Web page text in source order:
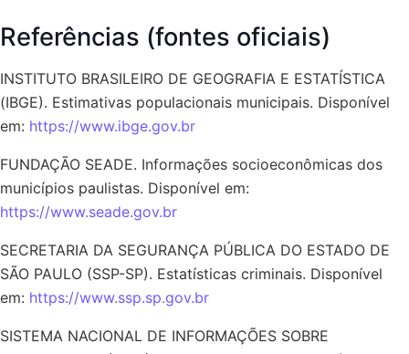
Referências (fontes oficiais)
INSTITUTO BRASILEIRO DE GEOGRAFIA E ESTATÍSTICA
(IBGE). Estimativas populacionais municipais. Disponível
em: https://www.ibge.gov.br
FUNDAÇÃO SEADE. Informações socioeconômicas dos
municípios paulistas. Disponível em:
https://www.seade.gov.br
SECRETARIA DA SEGURANÇA PÚBLICA DO ESTADO DE
SÃO PAULO (SSP-SP). Estatísticas criminais. Disponível
em: https://www.ssp.sp.gov.br
SISTEMA NACIONAL DE INFORMAÇÕES SOBRE